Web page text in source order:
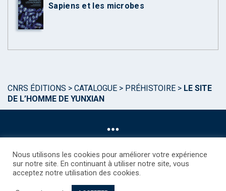
Sapiens et les microbes
CNRS ÉDITIONS > CATALOGUE > PRÉHISTOIRE > LE SITE
DE L’HOMME DE YUNXIAN
©CNRS EDITIONS 2025
Nous utilisons les cookies pour améliorer votre expérience
sur notre site. En continuant à utiliser notre site, vous
acceptez notre utilisation des cookies.